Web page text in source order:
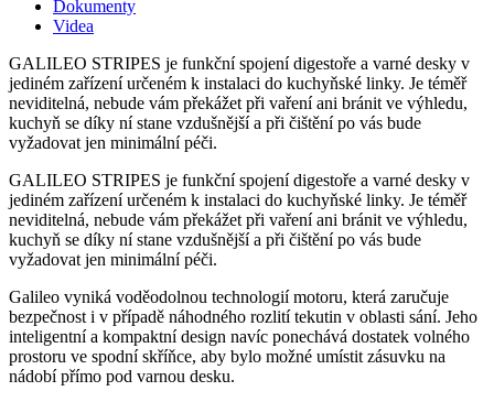
Dokumenty
Videa
GALILEO STRIPES je funkční spojení digestoře a varné desky v
jediném zařízení určeném k instalaci do kuchyňské linky. Je téměř
neviditelná, nebude vám překážet při vaření ani bránit ve výhledu,
kuchyň se díky ní stane vzdušnější a při čištění po vás bude
vyžadovat jen minimální péči.
GALILEO STRIPES je funkční spojení digestoře a varné desky v
jediném zařízení určeném k instalaci do kuchyňské linky. Je téměř
neviditelná, nebude vám překážet při vaření ani bránit ve výhledu,
kuchyň se díky ní stane vzdušnější a při čištění po vás bude
vyžadovat jen minimální péči.
Galileo vyniká voděodolnou technologií motoru, která zaručuje
bezpečnost i v případě náhodného rozlití tekutin v oblasti sání. Jeho
inteligentní a kompaktní design navíc ponechává dostatek volného
prostoru ve spodní skříňce, aby bylo možné umístit zásuvku na
nádobí přímo pod varnou desku.